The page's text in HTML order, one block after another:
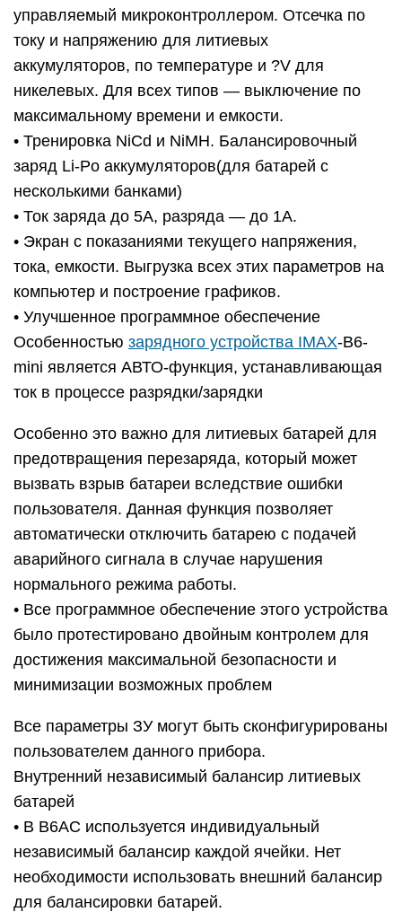
управляемый микроконтроллером. Отсечка по
току и напряжению для литиевых
аккумуляторов, по температуре и ?V для
никелевых. Для всех типов — выключение по
максимальному времени и емкости.
• Тренировка NiCd и NiMH. Балансировочный
заряд Li-Po аккумуляторов(для батарей с
несколькими банками)
• Ток заряда до 5А, разряда — до 1А.
• Экран с показаниями текущего напряжения,
тока, емкости. Выгрузка всех этих параметров на
компьютер и построение графиков.
• Улучшенное программное обеспечение
Особенностью зарядного устройства IMAX-B6-
mini является АВТО-функция, устанавливающая
ток в процессе разрядки/зарядки
Особенно это важно для литиевых батарей для
предотвращения перезаряда, который может
вызвать взрыв батареи вследствие ошибки
пользователя. Данная функция позволяет
автоматически отключить батарею с подачей
аварийного сигнала в случае нарушения
нормального режима работы.
• Все программное обеспечение этого устройства
было протестировано двойным контролем для
достижения максимальной безопасности и
минимизации возможных проблем
Все параметры ЗУ могут быть сконфигурированы
пользователем данного прибора.
Внутренний независимый балансир литиевых
батарей
• В B6AC используется индивидуальный
независимый балансир каждой ячейки. Нет
необходимости использовать внешний балансир
для балансировки батарей.